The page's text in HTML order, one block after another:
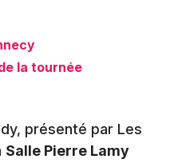
la tournée
présenté par Les
Salle Pierre Lamy